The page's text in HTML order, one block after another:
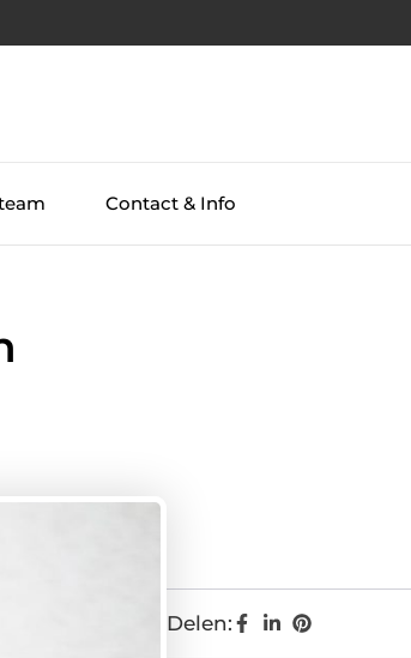
Contact & Info
Delen: